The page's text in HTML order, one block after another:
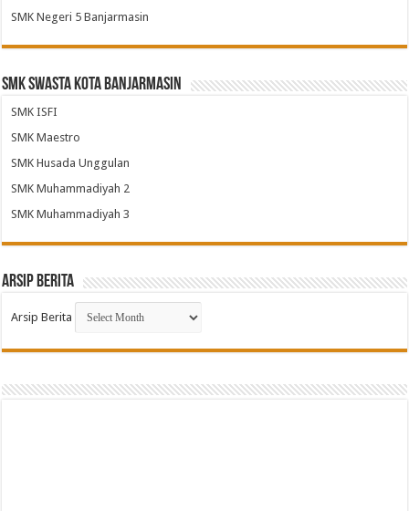
SMK Negeri 5 Banjarmasin
SMK Swasta Kota Banjarmasin
SMK ISFI
SMK Maestro
SMK Husada Unggulan
SMK Muhammadiyah 2
SMK Muhammadiyah 3
Arsip Berita
Arsip Berita